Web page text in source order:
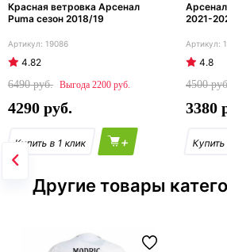
Красная ветровка Арсенал
Puma сезон 2018/19
19086
4.82
6490
2200
4290
+
2021-
4.8
4500
3380
Другие товары